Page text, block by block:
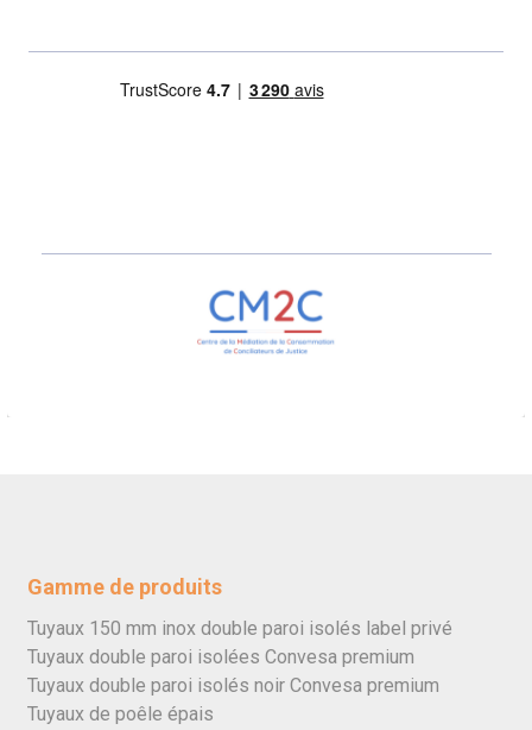
Gamme de produits
Tuyaux 150 mm inox double paroi isolés label privé
Tuyaux double paroi isolées Convesa premium
Tuyaux double paroi isolés noir Convesa premium
Tuyaux de poêle épais